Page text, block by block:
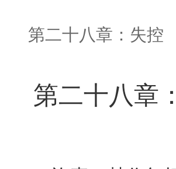
第二十八章：失控
第二十八章